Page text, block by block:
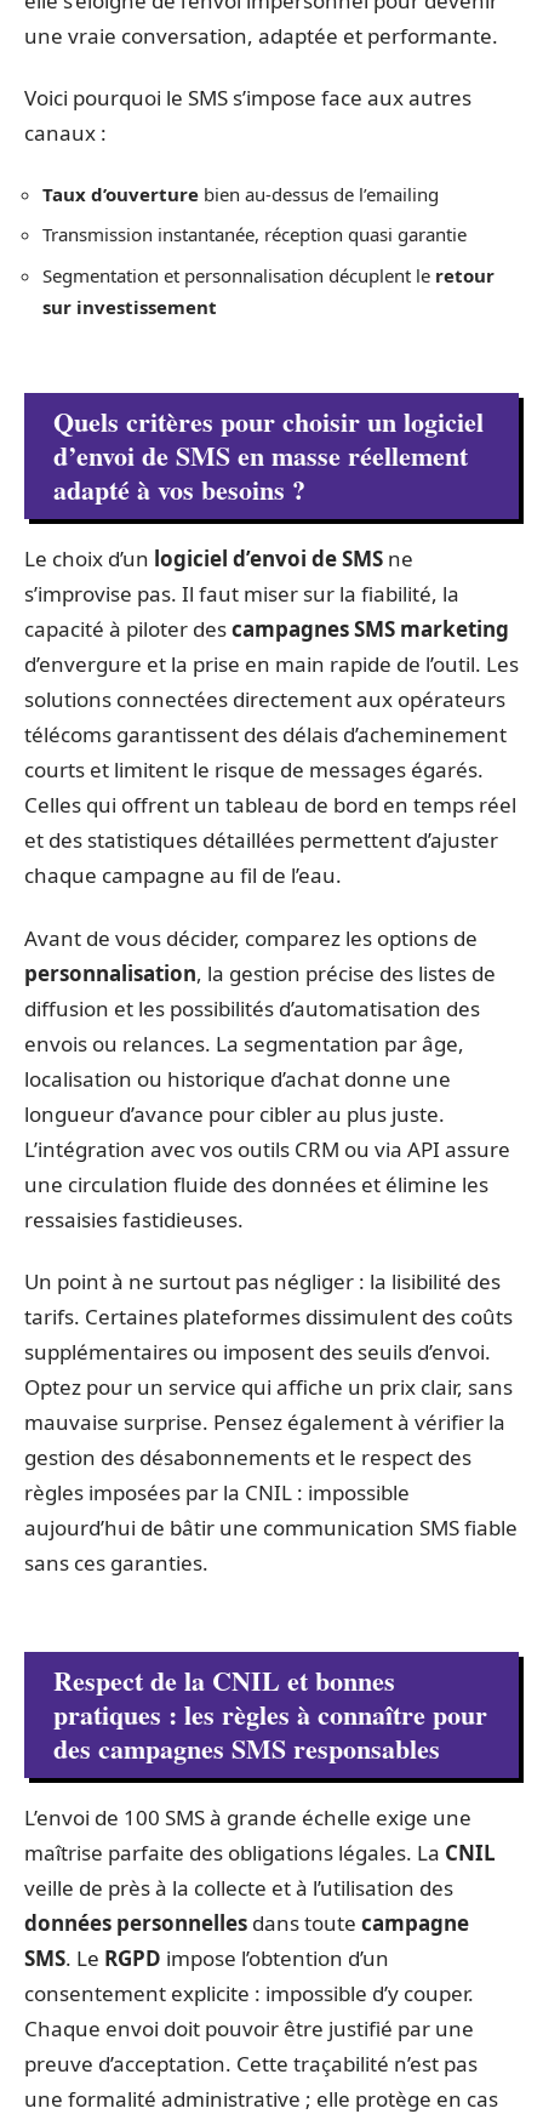
une vraie conversation, adaptée et performante.
Voici pourquoi le SMS s’impose face aux autres
canaux :
Taux d’ouverture bien au-dessus de l’emailing
Transmission instantanée, réception quasi garantie
Segmentation et personnalisation décuplent le retour
sur investissement
Quels critères pour choisir un logiciel
d’envoi de SMS en masse réellement
adapté à vos besoins ?
Le choix d’un logiciel d’envoi de SMS ne
s’improvise pas. Il faut miser sur la fiabilité, la
capacité à piloter descampagnes SMS marketing
d’envergure et la prise en main rapide de l’outil. Les
solutions connectées directement aux opérateurs
télécoms garantissent des délais d’acheminement
courts et limitent le risque de messages égarés.
Celles qui offrent un tableau de bord en temps réel
et des statistiques détaillées permettent d’ajuster
chaque campagne au fil de l’eau.
Avant de vous décider, comparez les options de
personnalisation, la gestion précise des listes de
diffusion et les possibilités d’automatisation des
envois ou relances. La segmentation par âge,
localisation ou historique d’achat donne une
longueur d’avance pour cibler au plus juste.
L’intégration avec vos outils CRM ou via API assure
une circulation fluide des données et élimine les
ressaisies fastidieuses.
Un point à ne surtout pas négliger : la lisibilité des
tarifs. Certaines plateformes dissimulent des coûts
supplémentaires ou imposent des seuils d’envoi.
Optez pour un service qui affiche un prix clair, sans
mauvaise surprise. Pensez également à vérifier la
gestion des désabonnements et le respect des
règles imposées par la CNIL : impossible
aujourd’hui de bâtir une communication SMS fiable
sans ces garanties.
Respect de la CNIL et bonnes
pratiques : les règles à connaître pour
des campagnes SMS responsables
L’envoi de 100 SMS à grande échelle exige une
maîtrise parfaite des obligations légales. La CNIL
veille de près à la collecte et à l’utilisation des
données personnelles dans toute campagne
SMS. Le RGPD impose l’obtention d’un
consentement explicite : impossible d’y couper.
Chaque envoi doit pouvoir être justifié par une
preuve d’acceptation. Cette traçabilité n’est pas
une formalité administrative ; elle protège en cas